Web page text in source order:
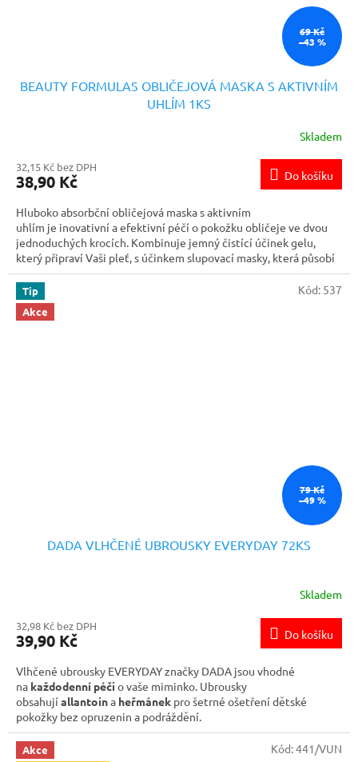
69 Kč
–43 %
BEAUTY FORMULAS OBLIČEJOVÁ MASKA S AKTIVNÍM
UHLÍM 1KS
Skladem
32,15 Kč bez DPH
38,90 Kč Do košíku
Hluboko absorbční obličejová maska s aktivním
uhlím je inovativní a efektivní péčí o pokožku obličeje ve dvou
jednoduchých krocích. Kombinuje jemný čistící účinek gelu,
který připraví Vaši pleť, s účinkem slupovací masky, která působí
do hloubky pleti a přináší skvělé výsledky. Zanechá Vám
pocit dokonale čisté a svěží pleti
Tip
Akce
79 Kč
–49 %
DADA VLHČENÉ UBROUSKY EVERYDAY 72KS
Skladem
32,98 Kč bez DPH
39,90 Kč Do košíku
Vlhčené ubrousky EVERYDAY značky DADA jsou vhodné
na každodenní péči o vaše miminko. Ubrousky
obsahují allantoina heřmánek pro šetrné ošetření dětské
pokožky bez opruzenin a podráždění.
Kód: 537
Akce
Kód:441/VUN